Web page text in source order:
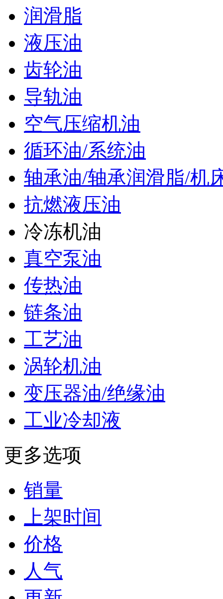
润滑脂
液压油
齿轮油
导轨油
空气压缩机油
循环油/系统油
轴承油/轴承润滑脂/机
抗燃液压油
冷冻机油
真空泵油
传热油
链条油
工艺油
涡轮机油
变压器油/绝缘油
工业冷却液
更多选项
销量
上架时间
价格
人气